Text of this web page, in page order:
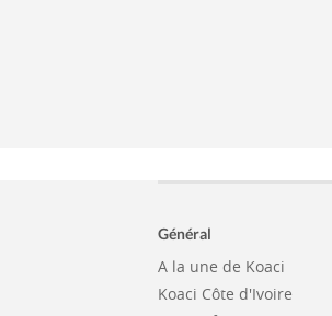
Général
A la une de Koaci
Koaci Côte d'Ivoire